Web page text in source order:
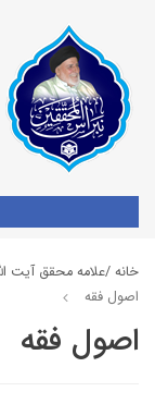
خانه /علامه محقق آیت
اصول فقه
اصول فقه